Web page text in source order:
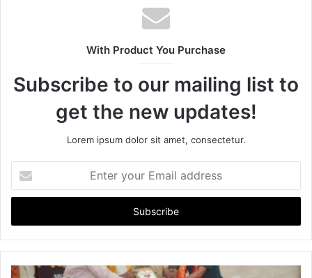
With Product You Purchase
Subscribe to our mailing list to
get the new updates!
Lorem ipsum dolor sit amet, consectetur.
t
r
y
u